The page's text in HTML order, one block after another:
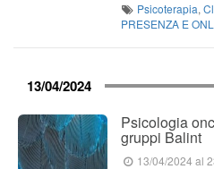
Psicoterapia,
PRESENZA E
13/04/2024
Psicologia
gruppi Balint
13/04/2024 al